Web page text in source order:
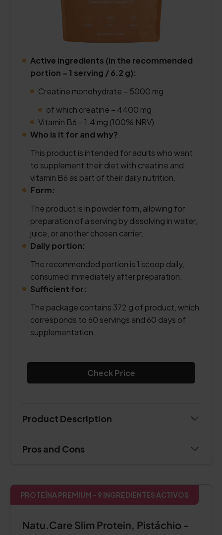
Active ingredients (in the recommended
portion – 1 serving / 6.2 g):
Creatine monohydrate – 5000 mg
of which creatine – 4400 mg
Vitamin B6 – 1.4 mg (100% NRV)
Who is it for and why?
This product is intended for adults who want
to supplement their diet with creatine and
vitamin B6 as part of their daily nutrition.
Form:
The product is in powder form, allowing for
preparation of a serving by dissolving in water,
juice, or another chosen carrier.
Daily portion:
The recommended portion is 1 scoop daily,
consumed immediately after preparation.
Sufficient for:
The package contains 372 g of product, which
corresponds to 60 servings and 60 days of
supplementation.
Check Price
Product Description
Pros and Cons
PROTEÍNA PREMIUM - 9 INGREDIENTES ACTIVOS
Natu.Care Slim Protein, Pistáchio -